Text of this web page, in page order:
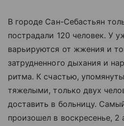
В городе Сан-Себастьян
пострадали 120 человек. У
варьируются от жжения и
затрудненного дыхания и
ритма. К счастью,
тяжелыми, только двух
доставить в больницу.
произошел в воскресенье, 2